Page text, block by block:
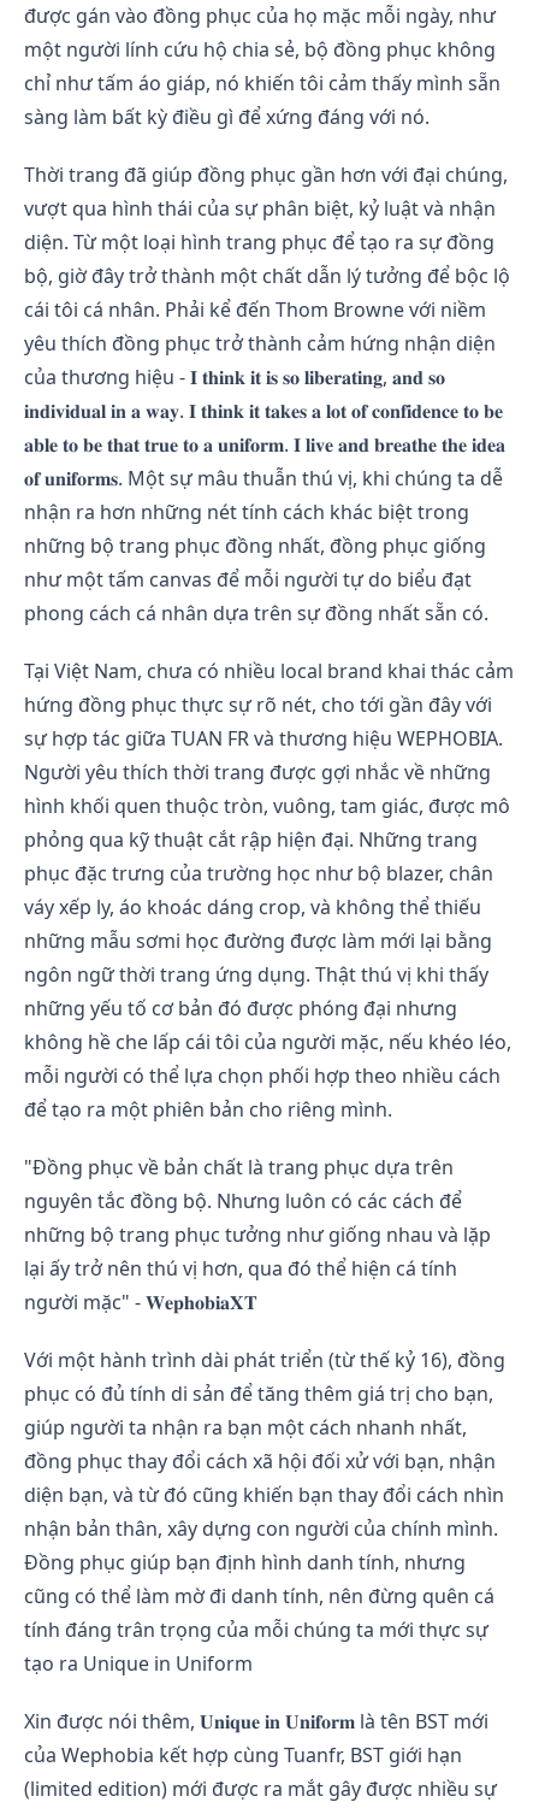
được gán vào đồng phục của họ mặc mỗi ngày, như
một người lính cứu hộ chia sẻ, bộ đồng phục không
chỉ như tấm áo giáp, nó khiến tôi cảm thấy mình sẵn
sàng làm bất kỳ điều gì để xứng đáng với nó.
Thời trang đã giúp đồng phục gần hơn với đại chúng,
vượt qua hình thái của sự phân biệt, kỷ luật và nhận
diện. Từ một loại hình trang phục để tạo ra sự đồng
bộ, giờ đây trở thành một chất dẫn lý tưởng để bộc lộ
cái tôi cá nhân. Phải kể đến Thom Browne với niềm
yêu thích đồng phục trở thành cảm hứng nhận diện
của thương hiệu - 𝐈 𝐭𝐡𝐢𝐧𝐤 𝐢𝐭 𝐢𝐬 𝐬𝐨 𝐥𝐢𝐛𝐞𝐫𝐚𝐭𝐢𝐧𝐠, 𝐚𝐧𝐝 𝐬𝐨
𝐢𝐧𝐝𝐢𝐯𝐢𝐝𝐮𝐚𝐥 𝐢𝐧 𝐚 𝐰𝐚𝐲. 𝐈 𝐭𝐡𝐢𝐧𝐤 𝐢𝐭 𝐭𝐚𝐤𝐞𝐬 𝐚 𝐥𝐨𝐭 𝐨𝐟 𝐜𝐨𝐧𝐟𝐢𝐝𝐞𝐧𝐜𝐞 𝐭𝐨 𝐛𝐞
𝐚𝐛𝐥𝐞 𝐭𝐨 𝐛𝐞 𝐭𝐡𝐚𝐭 𝐭𝐫𝐮𝐞 𝐭𝐨 𝐚 𝐮𝐧𝐢𝐟𝐨𝐫𝐦. 𝐈 𝐥𝐢𝐯𝐞 𝐚𝐧𝐝 𝐛𝐫𝐞𝐚𝐭𝐡𝐞 𝐭𝐡𝐞 𝐢𝐝𝐞𝐚
𝐨𝐟 𝐮𝐧𝐢𝐟𝐨𝐫𝐦𝐬. Một sự mâu thuẫn thú vị, khi chúng ta dễ
nhận ra hơn những nét tính cách khác biệt trong
những bộ trang phục đồng nhất, đồng phục giống
như một tấm canvas để mỗi người tự do biểu đạt
phong cách cá nhân dựa trên sự đồng nhất sẵn có.
Tại Việt Nam, chưa có nhiều local brand khai thác cảm
hứng đồng phục thực sự rõ nét, cho tới gần đây với
sự hợp tác giữa TUAN FR và thương hiệu WEPHOBIA.
Người yêu thích thời trang được gợi nhắc về những
hình khối quen thuộc tròn, vuông, tam giác, được mô
phỏng qua kỹ thuật cắt rập hiện đại. Những trang
phục đặc trưng của trường học như bộ blazer, chân
váy xếp ly, áo khoác dáng crop, và không thể thiếu
những mẫu sơmi học đường được làm mới lại bằng
ngôn ngữ thời trang ứng dụng. Thật thú vị khi thấy
những yếu tố cơ bản đó được phóng đại nhưng
không hề che lấp cái tôi của người mặc, nếu khéo léo,
mỗi người có thể lựa chọn phối hợp theo nhiều cách
để tạo ra một phiên bản cho riêng mình.
"Đồng phục về bản chất là trang phục dựa trên
nguyên tắc đồng bộ. Nhưng luôn có các cách để
những bộ trang phục tưởng như giống nhau và lặp
lại ấy trở nên thú vị hơn, qua đó thể hiện cá tính
người mặc" - 𝐖𝐞𝐩𝐡𝐨𝐛𝐢𝐚𝐗𝐓
Với một hành trình dài phát triển (từ thế kỷ 16), đồng
phục có đủ tính di sản để tăng thêm giá trị cho bạn,
giúp người ta nhận ra bạn một cách nhanh nhất,
đồng phục thay đổi cách xã hội đối xử với bạn, nhận
diện bạn, và từ đó cũng khiến bạn thay đổi cách nhìn
nhận bản thân, xây dựng con người của chính mình.
Đồng phục giúp bạn định hình danh tính, nhưng
cũng có thể làm mờ đi danh tính, nên đừng quên cá
tính đáng trân trọng của mỗi chúng ta mới thực sự
tạo ra Unique in Uniform
Xin được nói thêm, 𝐔𝐧𝐢𝐪𝐮𝐞 𝐢𝐧 𝐔𝐧𝐢𝐟𝐨𝐫𝐦 là tên BST mới
của Wephobia kết hợp cùng Tuanfr, BST giới hạn
(limited edition) mới được ra mắt gây được nhiều sự